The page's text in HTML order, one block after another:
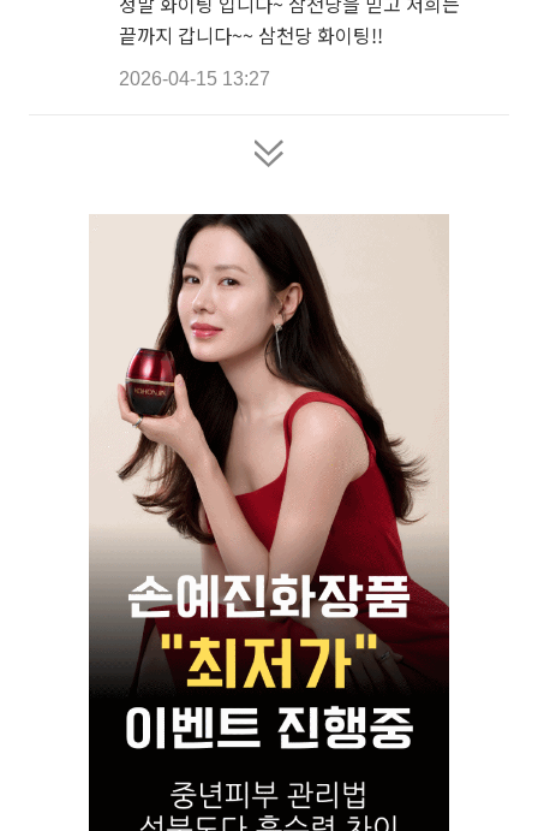
끝까지 갑니다~~ 삼천당 화이팅!!
2026-04-15 13:27